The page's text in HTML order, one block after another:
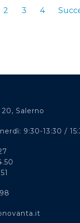
2 3 4
Salerno
9:30-13:30 /